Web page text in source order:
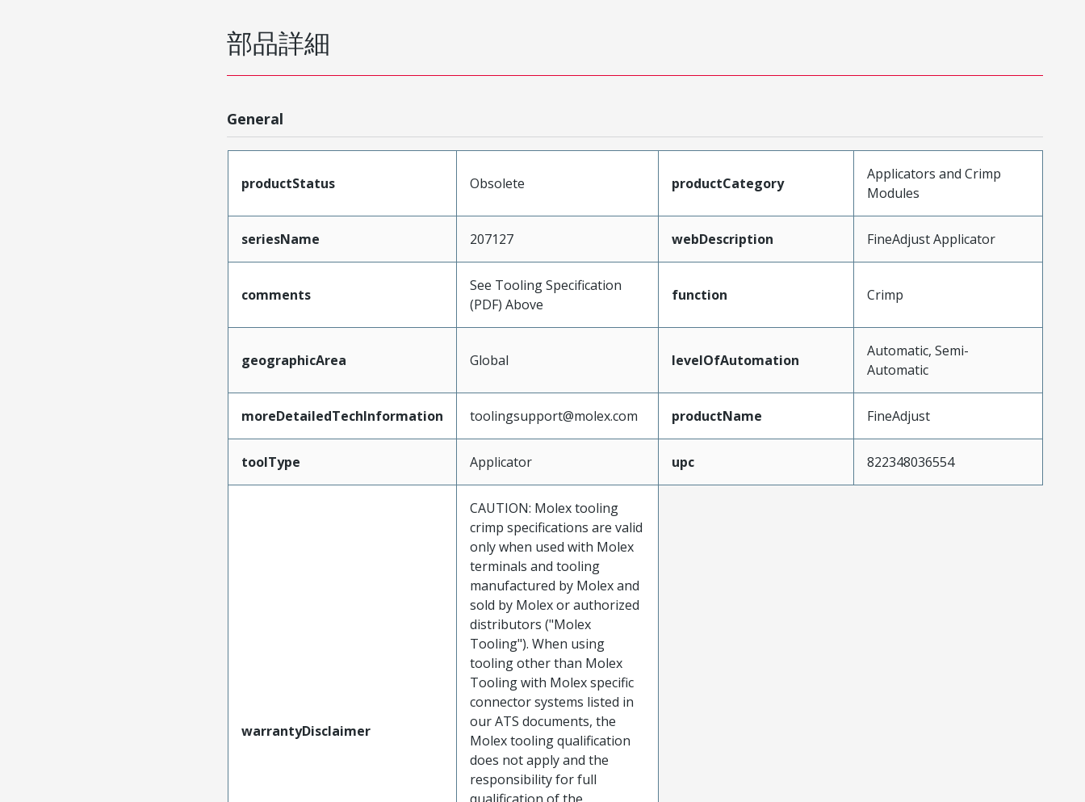
部品詳細
General
productStatus Obsolete productCategory
Applicators and Crimp
Modules
seriesName 207127 webDescription FineAdjust Applicator
comments
See Tooling Specification
(PDF) Above
function Crimp
geographicArea Global levelOfAutomation
Automatic, Semi-
Automatic
moreDetailedTechInformation toolingsupport@molex.com productName FineAdjust
toolType Applicator upc 822348036554
warrantyDisclaimer
CAUTION: Molex tooling
crimp specifications are valid
only when used with Molex
terminals and tooling
manufactured by Molex and
sold by Molex or authorized
distributors ("Molex
Tooling"). When using
tooling other than Molex
Tooling with Molex specific
connector systems listed in
our ATS documents, the
Molex tooling qualification
does not apply and the
responsibility for full